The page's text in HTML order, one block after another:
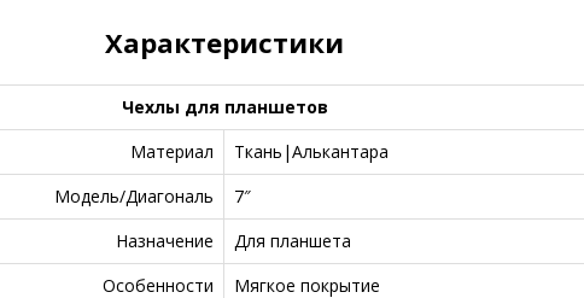
Характеристики
Чехлы для планшетов
Материал
Ткань|Алькантара
Модель/Диагональ
7″
Назначение
Для планшета
Особенности
Мягкое покрытие